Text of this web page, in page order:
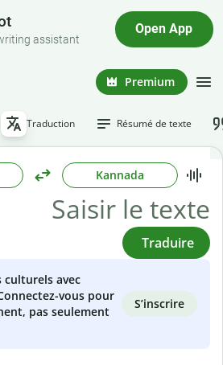
assistant
Open App
Premium
Traduction Résumé de texte
Kannada
Traduire
culturels avec
vous pour
pas seulement
S’inscrire